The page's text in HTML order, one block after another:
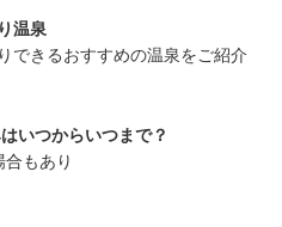
温泉
できるおすすめの温泉をご紹介
いつからいつまで？
もあり